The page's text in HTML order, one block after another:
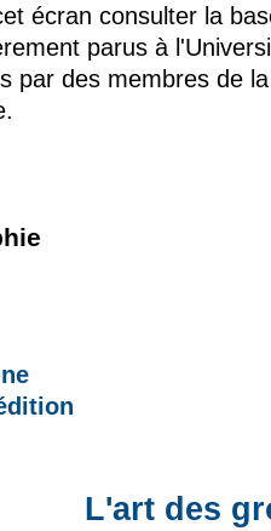
écran consulter la
parus à
par des membres de la
L'art des